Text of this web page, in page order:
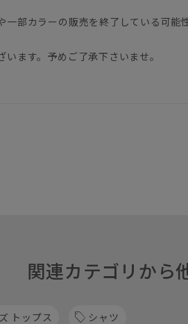
部カラーの販売を終了している可能
ます。予めご了承下さいませ。
関連カテゴリから
トップス シャツ